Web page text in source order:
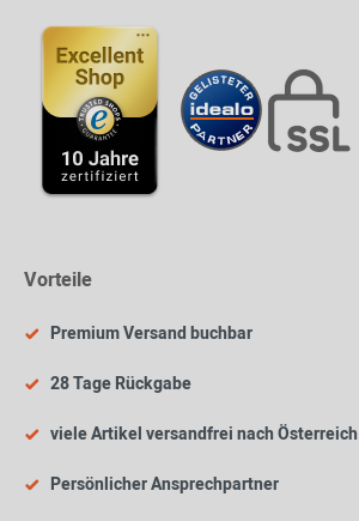
Vorteile
Premium Versand buchbar
28 Tage Rückgabe
viele Artikel versandfrei nach Österreich
Persönlicher Ansprechpartner